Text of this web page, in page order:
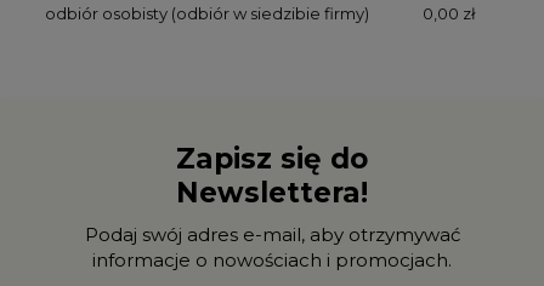
odbiór osobisty(odbiór w siedzibie firmy) 0,00 zł
Zapisz się do
Newslettera!
Podaj swój adres e-mail, aby otrzymywać
informacje o nowościach i promocjach.